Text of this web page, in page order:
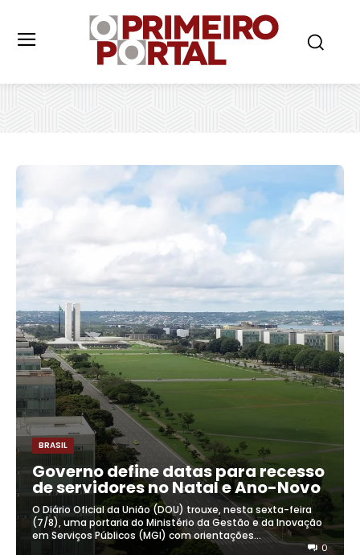
BRASIL
Governo define datas para recesso
de servidores no Natal e Ano-Novo
O Diário Oficial da União (DOU) trouxe, nesta sexta-feira
(7/8), uma portaria do Ministério da Gestão e da Inovação
em Serviços Públicos (MGI) com orientações...
0